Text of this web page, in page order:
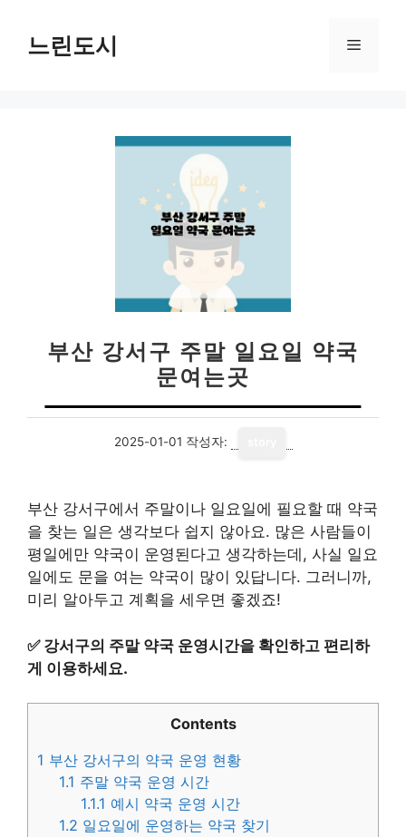
느린도시 메
부산 강서구 주말 일요일 약국
문여는곳
2025-01-01 작성자:
부산 강서구에서 주말이나 일요일에 필요할 때 약국
을 찾는 일은 생각보다 쉽지 않아요. 많은 사람들이
평일에만 약국이 운영된다고 생각하는데, 사실 일요
일에도 문을 여는 약국이 많이 있답니다. 그러니까,
미리 알아두고 계획을 세우면 좋겠죠!
✅ 강서구의 주말 약국 운영시간을 확인하고 편리하
게 이용하세요.
Contents
1 부산 강서구의 약국 운영 현황
1.1 주말 약국 운영 시간
1.1.1 예시 약국 운영 시간
1.2 일요일에 운영하는 약국 찾기